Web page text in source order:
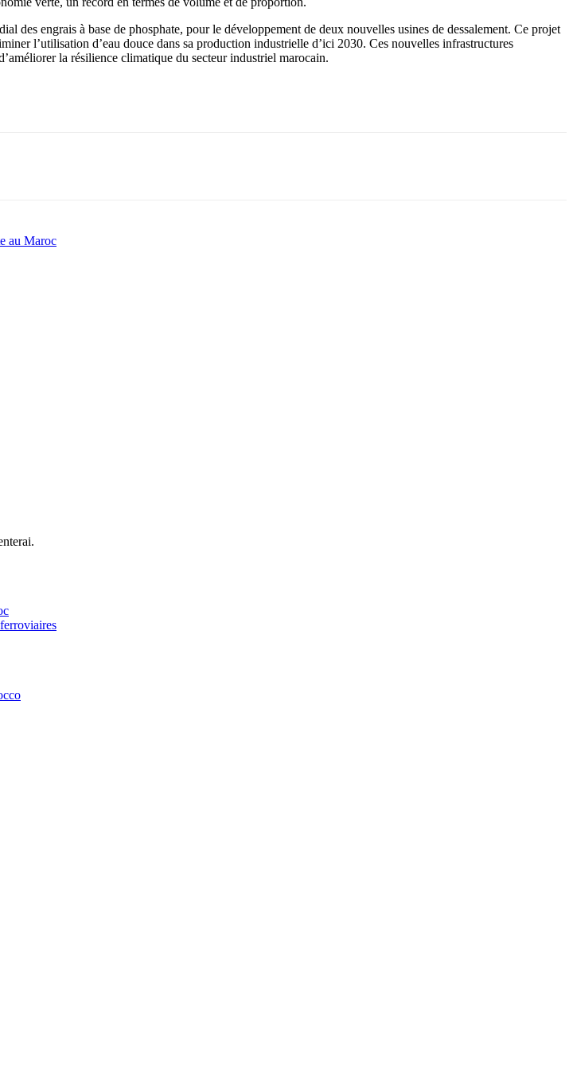
des engrais à base de phosphate, pour le développement de deux nouvelles usines de dessalement. Ce projet
l’utilisation d’eau douce dans sa production industrielle d’ici 2030. Ces nouvelles infrastructures
la résilience climatique du secteur industriel marocain.
au Maroc